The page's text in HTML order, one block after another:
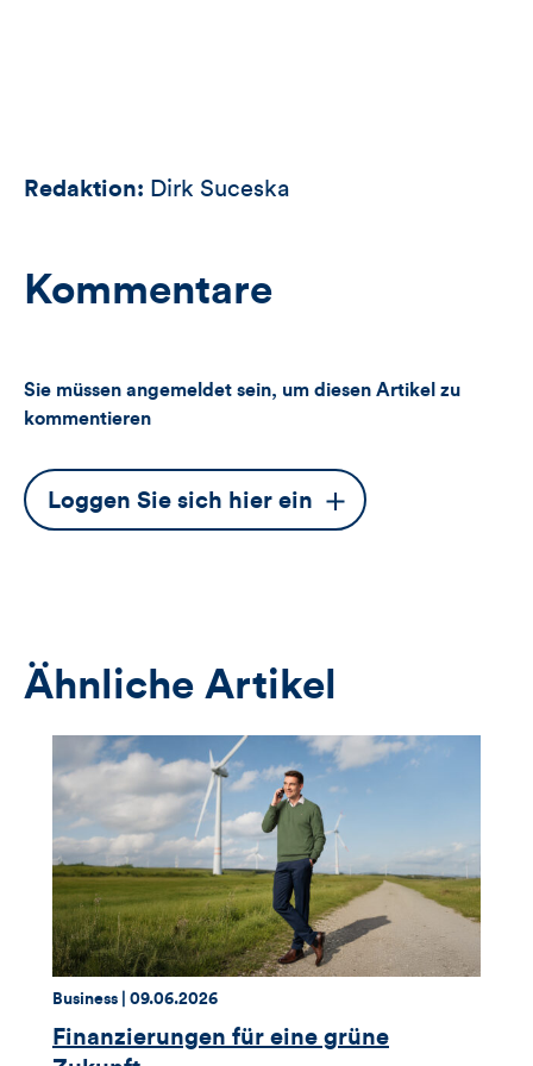
Redaktion: Dirk Suceska
Kommentare
Sie müssen angemeldet sein, um diesen Artikel zu
kommentieren
Dieser
Button
Loggen Sie sich hier ein
Ähnliche Artikel
Thema:
Business | Datum:
09.06.2026
Finanzierungen für eine grüne